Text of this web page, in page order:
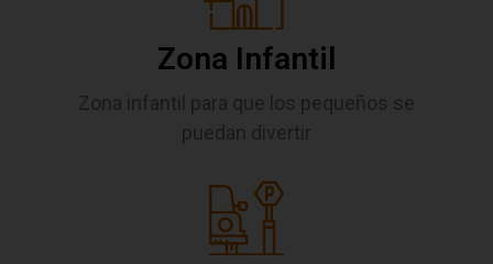
Zona Infantil
Zona infantil para que los pequeños se
puedan divertir